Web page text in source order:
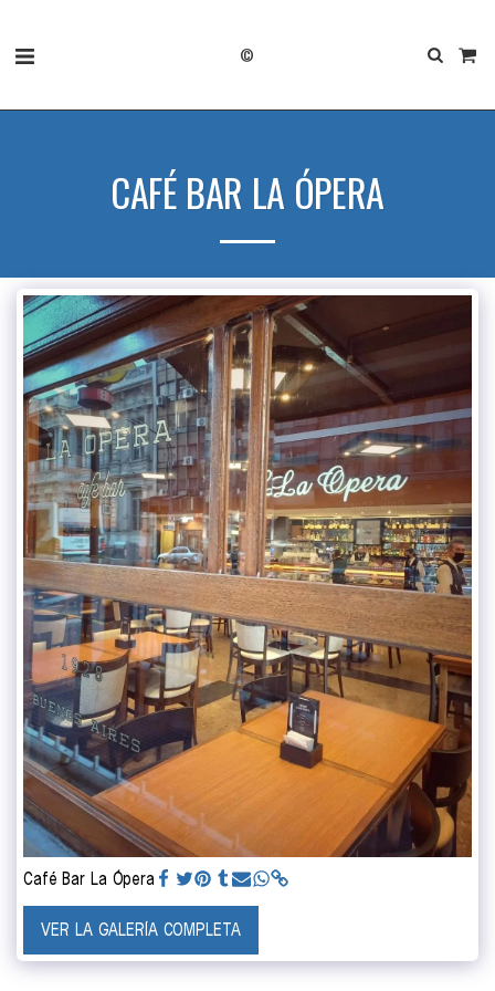
©
CAFÉ BAR LA ÓPERA
Café Bar La Ópera
VER LA GALERÍA COMPLETA